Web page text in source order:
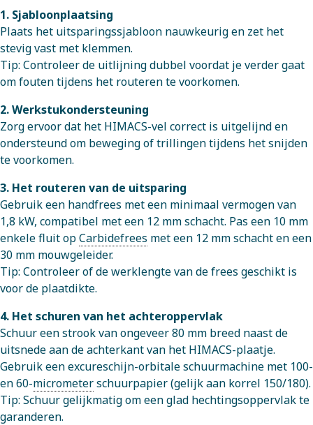
1. Sjabloonplaatsing
Plaats het uitsparingssjabloon nauwkeurig en zet het
stevig vast met klemmen.
Tip: Controleer de uitlijning dubbel voordat je verder gaat
om fouten tijdens het routeren te voorkomen.
2. Werkstukondersteuning
Zorg ervoor dat het HIMACS-vel correct is uitgelijnd en
ondersteund om beweging of trillingen tijdens het snijden
te voorkomen.
3. Het routeren van de uitsparing
Gebruik een handfrees met een minimaal vermogen van
1,8 kW, compatibel met een 12 mm schacht. Pas een 10 mm
enkele fluit opCarbidefrees met een 12 mm schacht en een
30 mm mouwgeleider.
Tip: Controleer of de werklengte van de frees geschikt is
voor de plaatdikte.
4. Het schuren van het achteroppervlak
Schuur een strook van ongeveer 80 mm breed naast de
uitsnede aan de achterkant van het HIMACS-plaatje.
Gebruik een excureschijn-orbitale schuurmachine met 100-
en 60-micrometerschuurpapier (gelijk aan korrel 150/180).
Tip: Schuur gelijkmatig om een glad hechtingsoppervlak te
garanderen.